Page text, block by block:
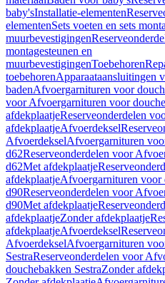
baby'sInstallatie-elementen
elementenSets voeten en sets
muurbevestigingen
montagesteunen en
muurbevestigingenToebehoren
toebehorenApparaataansluitingen
badenAfvoergarnituren voor
voor Afvoergarnituren voor
afdekplaatjeReserveonderdelen
afdekplaatjeAfvoerdeksel
AfvoerdekselAfvoergarnituren
d62Reserveonderdelen voor
d62Met afdekplaatje
afdekplaatjeAfvoergarnituren voor
d90Reserveonderdelen voor
d90Met afdekplaatje
afdekplaatjeZonder afdekplaatje
afdekplaatjeAfvoerdeksel
AfvoerdekselAfvoergarnituren
SestraReserveonderdelen voor
douchebakken SestraZonder